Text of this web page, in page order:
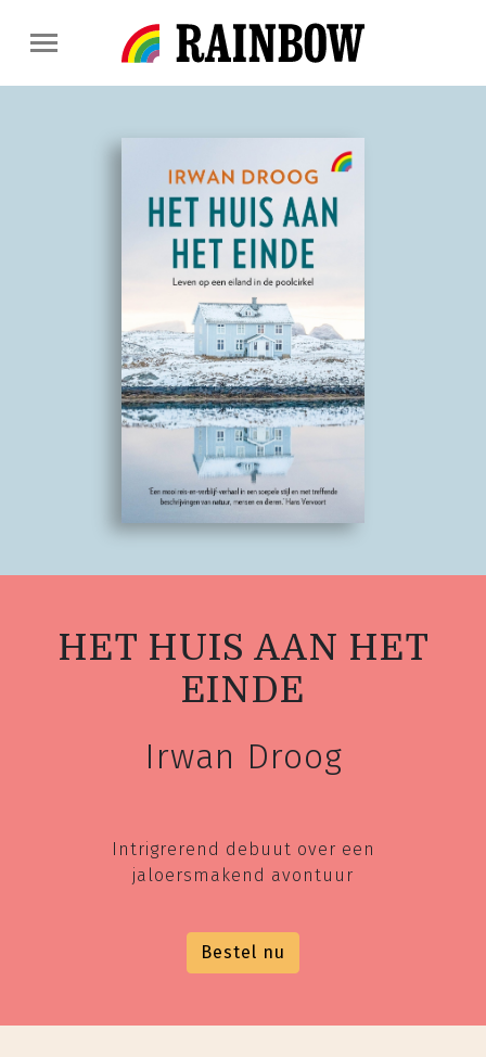
HET HUIS AAN HET
EINDE
Irwan Droog
Intrigrerend debuut over een
jaloersmakend avontuur
Bestel nu